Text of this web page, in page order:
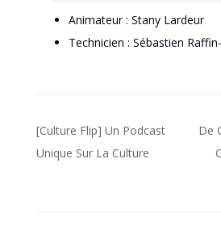
Animateur : Stany Lardeur
Technicien : Sébastien
Navigation
de
[Culture Flip] Un Podcast
Unique Sur La Culture
De